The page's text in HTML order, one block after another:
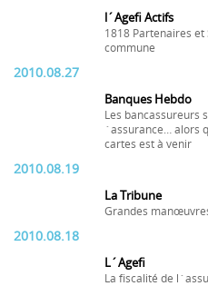
l´Agefi Actifs
1818 Partenaires
commune
2010.08.27
Banques Hebdo
Les bancassureurs
´assurance… alors
cartes est à venir
2010.08.19
La Tribune
Grandes
2010.08.18
L´Agefi
La fiscalité de